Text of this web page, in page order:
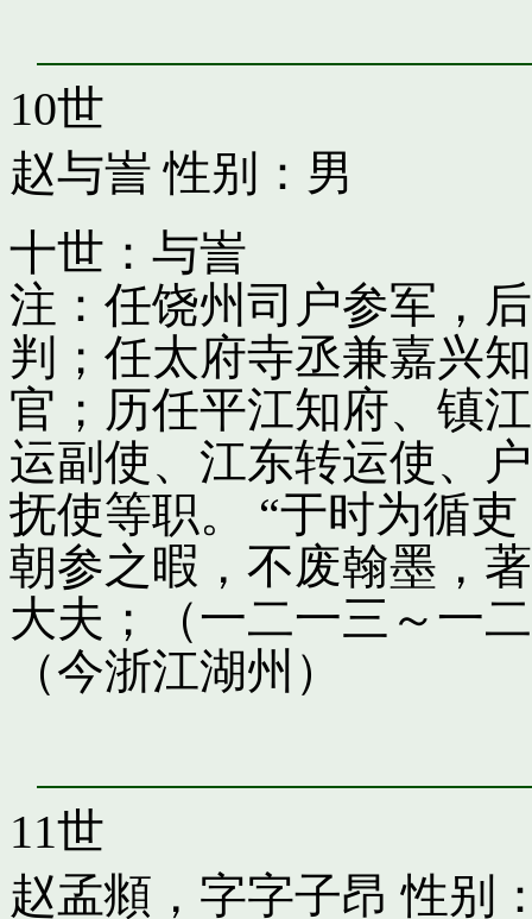
10世
赵与訔 性别：男
十世：与訔
注：任饶州司户参军，
判；任太府寺丞兼嘉兴
官；历任平江知府、镇
运副使、江东转运使、
抚使等职。 “于时为循
朝参之暇，不废翰墨，
大夫；（一二一三～一
（今浙江湖州）
11世
赵孟頫，字字子昂 性别